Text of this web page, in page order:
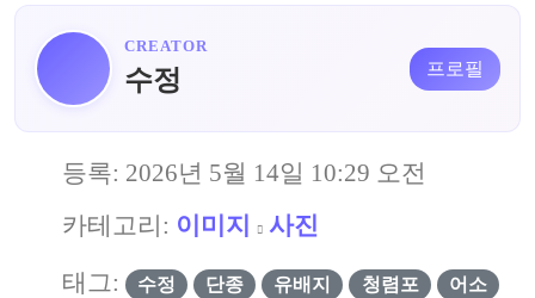
CREATOR
수정 프로필
등록: 2026년 5월 14일 10:29 오전
카테고리: 이미지 사진
태그: 수정 단종 유배지 청렴포 어소